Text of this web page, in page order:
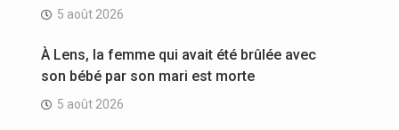
5 août 2026
À Lens, la femme qui avait été brûlée avec
son bébé par son mari est morte
5 août 2026